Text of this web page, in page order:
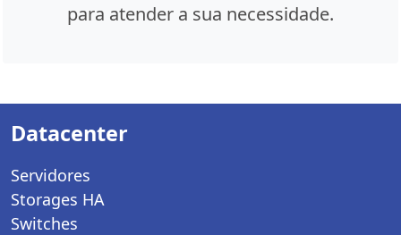
para atender a sua necessidade.
Datacenter
Servidores
Storages HA
Switches